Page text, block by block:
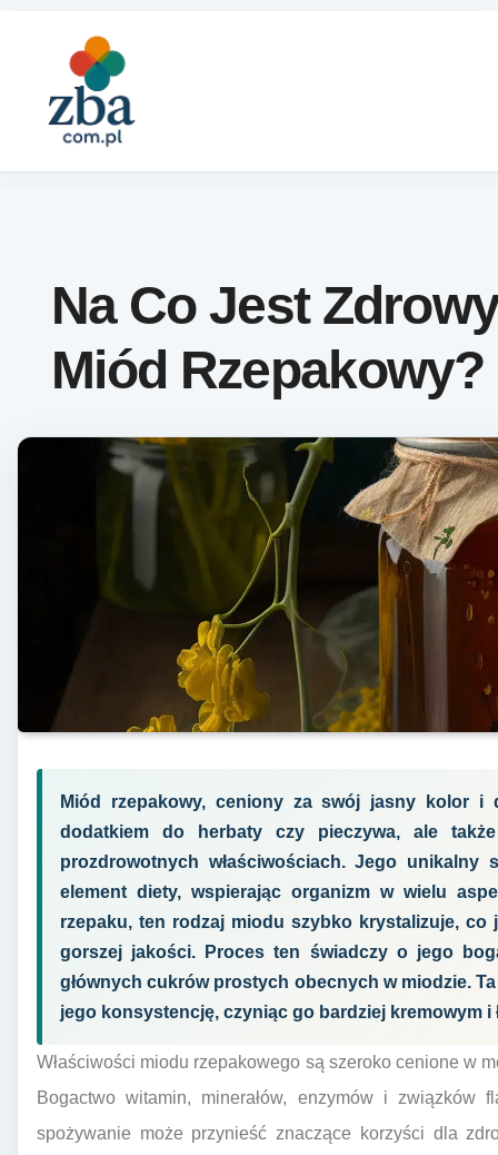
Na Co Jest
Miód Rzepakowy?
Miód rzepakowy, ceniony za swój jasny kolor i
dodatkiem do herbaty czy pieczywa, ale
prozdrowotnych właściwościach. Jego unikalny
element diety, wspierając organizm w wielu
rzepaku, ten rodzaj miodu szybko krystalizuje,
gorszej jakości. Proces ten świadczy o jego
głównych cukrów prostych obecnych w miodzie.
jego konsystencję, czyniąc go bardziej kremowym i
Właściwości miodu rzepakowego są szeroko cenione w
Bogactwo witamin, minerałów, enzymów i związków
spożywanie może przynieść znaczące korzyści dla